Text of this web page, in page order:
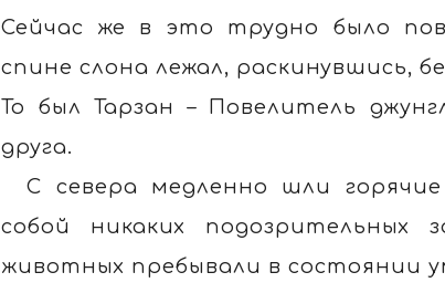
Сейчас же в это трудно было
спине слона лежал, раскинувшись,
То был Тарзан – Повелитель
друга.
С севера медленно шли
собой никаких подозрительных
животных пребывали в состоянии